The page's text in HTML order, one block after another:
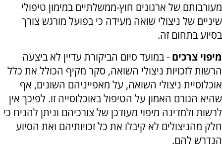
מעורבותם של ארגונים חוץ-ממשלתיים במימון טיפולי
שיניים של ניצולי שואה מעידה כי בפועל מורגש צורך
בסיוע בתחום זה.
מיפוי צרכים - במועד סיום הביקורת עדיין לא ביצעה
הרשות לזכויות ניצולי השואה, סקר מקיף הכולל את כלל
אוכלוסיית ניצולי השואה, על מאפייניהם השונים, אף
שהיא הגורם האמון על הטיפול באוכלוסייה זו. לפיכך אין
לרשות ולמדינה מיפוי מעודכן של צורכיהם וניתן להניח כי
חלק מהניצולים לא קיבלו את כל זכויותיהם ואת הסיוע
הנדרש להם.